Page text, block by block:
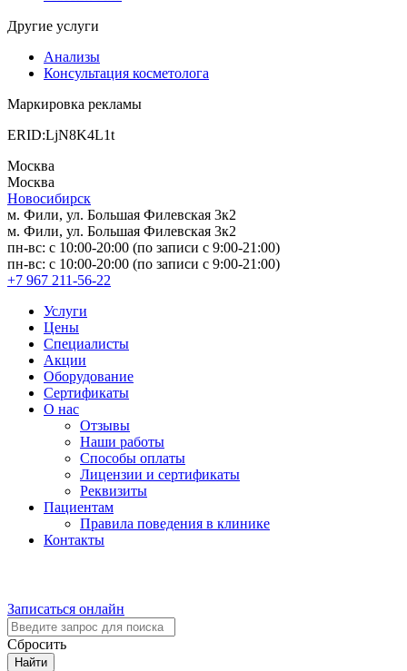
Другие услуги
Анализы
Консультация косметолога
Маркировка рекламы
ERID:LjN8K4L1t
Москва
Москва
Новосибирск
м. Фили, ул. Большая Филевская 3к2
м. Фили, ул. Большая Филевская 3к2
пн-вс: с 10:00-20:00 (по записи с 9:00-21:00)
пн-вс: с 10:00-20:00 (по записи с 9:00-21:00)
+7 967 211-56-22
Услуги
Цены
Специалисты
Акции
Оборудование
Сертификаты
О нас
Отзывы
Наши работы
Способы оплаты
Лицензии и сертификаты
Реквизиты
Пациентам
Правила поведения в клинике
Контакты
Записаться онлайн
Сбросить
Найти